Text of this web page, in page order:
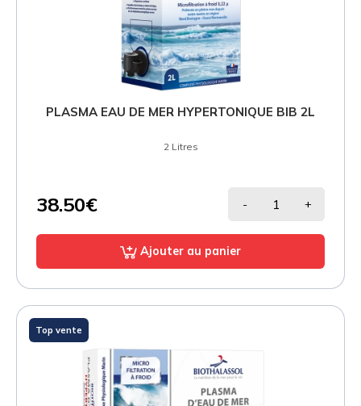
PLASMA EAU DE MER HYPERTONIQUE BIB 2L
2 Litres
38.50€ - +
Ajouter au panier
Top vente